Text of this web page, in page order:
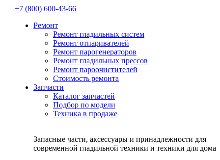
+7 (800) 600-43-66
Ремонт
Ремонт гладильных систем
Ремонт отпаривателей
Ремонт парогенераторов
Ремонт гладильных прессов
Ремонт пароочистителей
Стоимость ремонта
Запчасти
Каталог запчастей
Подбор по модели
Техника в продаже
Запасные части, аксессуары и принадлежности для
современной гладильной техники и техники для дома